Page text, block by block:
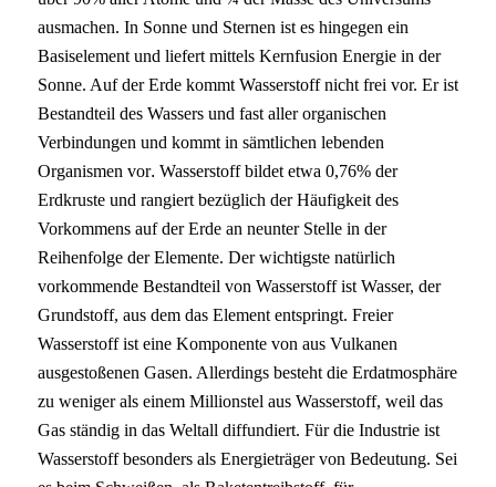
ausmachen. In Sonne und Sternen ist es hingegen ein
Basiselement und liefert mittels Kernfusion Energie in der
Sonne. Auf der Erde kommt Wasserstoff nicht frei vor. Er ist
Bestandteil des Wassers und fast aller organischen
Verbindungen und kommt in sämtlichen lebenden
Organismen vor. Wasserstoff bildet etwa 0,76% der
Erdkruste und rangiert bezüglich der Häufigkeit des
Vorkommens auf der Erde an neunter Stelle in der
Reihenfolge der Elemente. Der wichtigste natürlich
vorkommende Bestandteil von Wasserstoff ist Wasser, der
Grundstoff, aus dem das Element entspringt. Freier
Wasserstoff ist eine Komponente von aus Vulkanen
ausgestoßenen Gasen. Allerdings besteht die Erdatmosphäre
zu weniger als einem Millionstel aus Wasserstoff, weil das
Gas ständig in das Weltall diffundiert. Für die Industrie ist
Wasserstoff besonders als Energieträger von Bedeutung. Sei